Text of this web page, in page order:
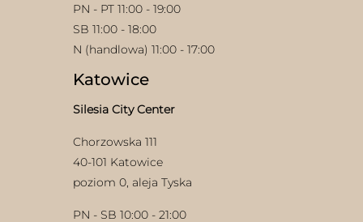
PN - PT 11:00 - 19:00
SB 11:00 - 18:00
N (handlowa) 11:00 - 17:00
Katowice
Silesia City Center
Chorzowska 111
40-101 Katowice
poziom 0, aleja Tyska
PN - SB 10:00 - 21:00